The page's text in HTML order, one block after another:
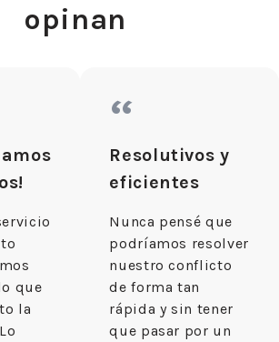
opinan
que
la
“
Resolutivos y
eficientes
Nunca pensé que
podríamos resolver
nuestro conflicto
de forma tan
rápida y sin tener
que pasar por un